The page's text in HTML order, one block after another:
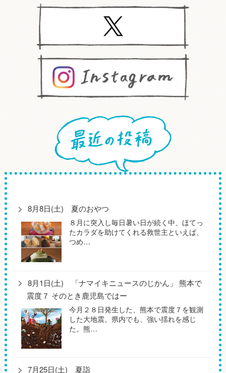
8月8日(土) 夏のおやつ
８月に突入し毎日暑い日が続く中、ほてっ
たカラダを助けてくれる救世主といえば、
つめ…
8月1日(土) 「ナマイキニュースのじかん」 熊本で
震度７ そのとき鹿児島ではー
今月２８日発生した、熊本で震度７を観測
した大地震。県内でも、強い揺れを感じ
た。熊…
7月25日(土) 夏詣